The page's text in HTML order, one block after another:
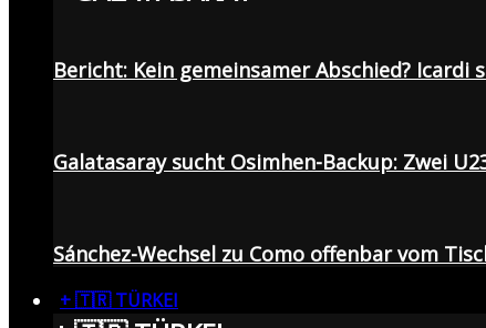
Bericht: Kein gemeinsamer Abschied? Icardi
Galatasaray sucht Osimhen-Backup: Zwei
Sánchez-Wechsel zu Como offenbar vom
+ 🇹🇷 TÜRKEI